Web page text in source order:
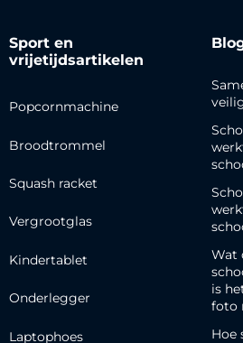
Sport en
vrijetijdsartikelen
Popcornmachine
Broodtrommel
Squash racket
Vergrootglas
Kindertablet
Onderlegger
Laptophoes
Wat
is
foto
Hoe